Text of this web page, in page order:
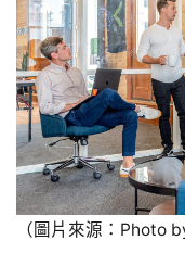
（圖片來源：Photo